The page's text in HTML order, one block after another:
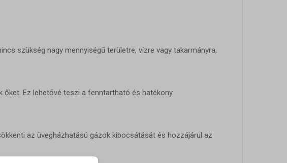
szükség nagy mennyiségű területre, vízre vagy takarmányra,
őket. Ez lehetővé teszi a fenntartható és hatékony
az üvegházhatású gázok kibocsátását és hozzájárul az